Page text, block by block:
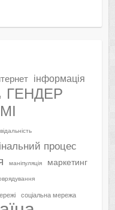
інформація
ГЕНДЕР
процес
маніпуляція маркетинг
соціальна мережа